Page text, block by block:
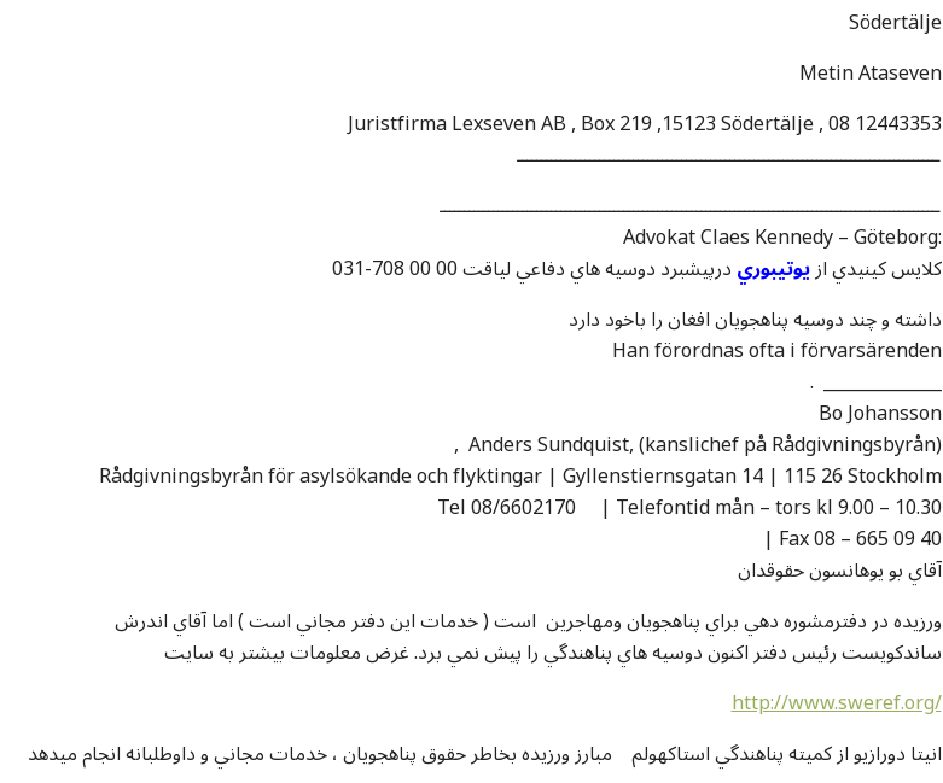
Södertälje
Metin Ataseven
Juristfirma Lexseven AB , Box 219 ,15123 Södertälje , 08 12443353
ـــــــــــــــــــــــــــــــــــــــــــــــــــــــــــــــــــــــــــــــــــــــ
ـــــــــــــــــــــــــــــــــــــــــــــــــــــــــــــــــــــــــــــــــــــــــــــــــــــــ
Advokat Claes Kennedy – Göteborg:
031-708 00 00 کلايس کينيدي ازيوتيبوريدرپيشبرد دوسيه هاي دفاعي لياقت
داشته و چند دوسيه پناهجويان افغان را باخود دارد
Han förordnas ofta i förvarsärenden
. ______________
Bo Johansson
, Anders Sundquist, (kanslichef på Rådgivningsbyrån)
Rådgivningsbyrån för asylsökande och flyktingar | Gyllenstiernsgatan 14 | 115 26 Stockholm
Tel 08/6602170 | Telefontid mån – tors kl 9.00 – 10.30
| Fax 08 – 665 09 40
آقاي بو يوهانسون حقوقدان
ساندکويست رئيس دفتر اکنون دوسيه هاي پناهندگي را پيش نمي برد. غرض معلومات بيشتر به سايت
http://www.sweref.org/
انيتا دورازيو از کميته پناهندگي استاکهولم مبارز ورزيده بخاطر حقوق پناهجويان ، خدمات مجاني و داوطلبانه انجام ميدهد